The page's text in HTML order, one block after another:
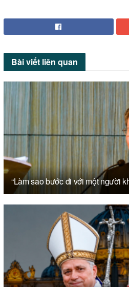
Bài viết liên quan
“Làm sao bước đi với một người